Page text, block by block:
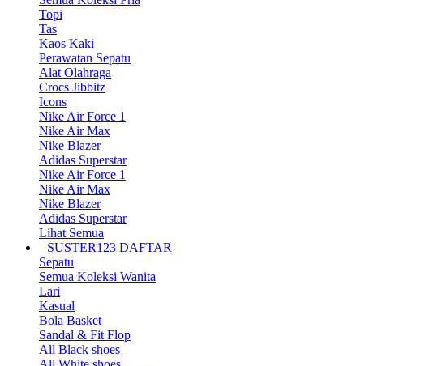
Topi
Tas
Kaos Kaki
Perawatan Sepatu
Alat Olahraga
Crocs Jibbitz
Icons
Nike Air Force 1
Nike Air Max
Nike Blazer
Adidas Superstar
Nike Air Force 1
Nike Air Max
Nike Blazer
Adidas Superstar
Lihat Semua
SUSTER123 DAFTAR
Sepatu
Semua Koleksi Wanita
Lari
Kasual
Bola Basket
Sandal & Fit Flop
All Black shoes